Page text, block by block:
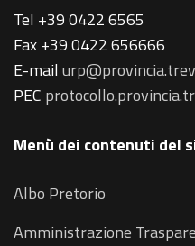
Tel +39 0422 6565
Fax +39 0422 656666
E-mail
PEC
Menù dei contenuti del
Albo Pretorio
Amministrazione